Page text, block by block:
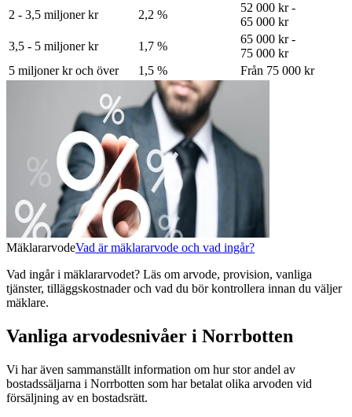
2 - 3,5 miljoner kr
2,2 %
52 000 kr -
65 000 kr
3,5 - 5 miljoner kr
1,7 %
65 000 kr -
75 000 kr
5 miljoner kr och över
1,5 % Från 75 000 kr
MäklararvodeVad är mäklararvode och vad ingår?
Vad ingår i mäklararvodet? Läs om arvode, provision, vanliga
tjänster, tilläggskostnader och vad du bör kontrollera innan du väljer
mäklare.
Vanliga arvodesnivåer i Norrbotten
Vi har även sammanställt information om hur stor andel av
bostadssäljarna i Norrbotten som har betalat olika arvoden vid
försäljning av en bostadsrätt.